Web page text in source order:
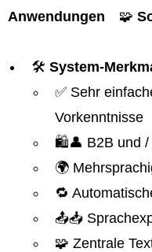
Anwendungen 🧩
🛠️ System-
✅ Sehr
Vorkenntnisse
🛍️👤 B2B und /
🌍
🔁
📤📥
🧩 Zentrale